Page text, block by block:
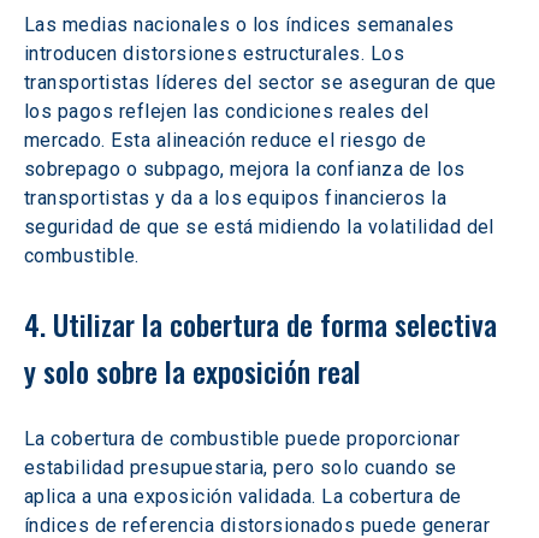
Las medias nacionales o los índices semanales
introducen distorsiones estructurales. Los
transportistas líderes del sector se aseguran de que
los pagos reflejen las condiciones reales del
mercado. Esta alineación reduce el riesgo de
sobrepago o subpago, mejora la confianza de los
transportistas y da a los equipos financieros la
seguridad de que se está midiendo la volatilidad del
combustible.
4. Utilizar la cobertura de forma selectiva
y solo sobre la exposición real
La cobertura de combustible puede proporcionar
estabilidad presupuestaria, pero solo cuando se
aplica a una exposición validada. La cobertura de
índices de referencia distorsionados puede generar